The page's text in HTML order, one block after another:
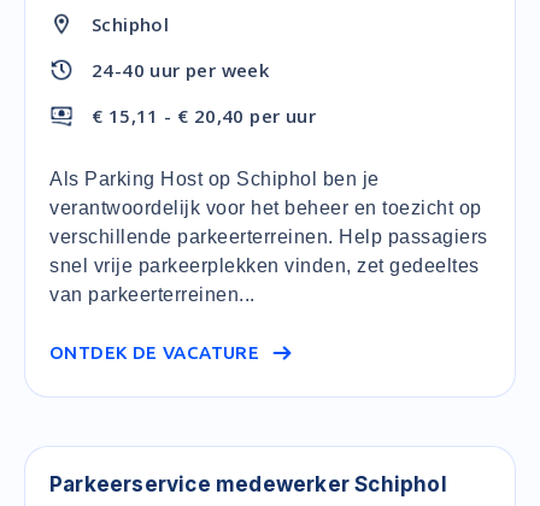
Schiphol
24-40 uur per week
€ 15,11 - € 20,40 per uur
Als Parking Host op Schiphol ben je
verantwoordelijk voor het beheer en toezicht op
verschillende parkeerterreinen. Help passagiers
snel vrije parkeerplekken vinden, zet gedeeltes
van parkeerterreinen...
ONTDEK DE VACATURE
Parkeerservice medewerker Schiphol